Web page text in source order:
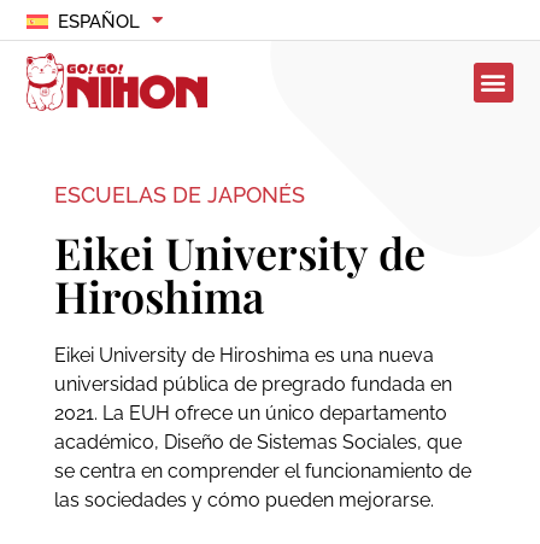
ESPAÑOL
ESCUELAS DE JAPONÉS
Eikei University de
Hiroshima
Eikei University de Hiroshima es una nueva
universidad pública de pregrado fundada en
2021. La EUH ofrece un único departamento
académico, Diseño de Sistemas Sociales, que
se centra en comprender el funcionamiento de
las sociedades y cómo pueden mejorarse.